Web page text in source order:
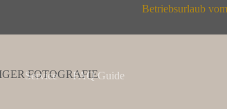
Betriebsurlaub
Service FAQ Guide
FOTOGRAFIE